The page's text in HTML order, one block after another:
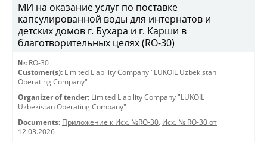
МИ на оказание услуг по поставке
капсулированной воды для интернатов и
детских домов г. Бухара и г. Карши в
благотворительных целях (RO-30)
№: RO-30
Customer(s): Limited Liability Company "LUKOIL Uzbekistan
Operating Company"
Organizer of tender: Limited Liability Company "LUKOIL
Uzbekistan Operating Company"
Documents: Приложение к Исх. №RO-30, Исх. № RO-30 от
12.03.2026